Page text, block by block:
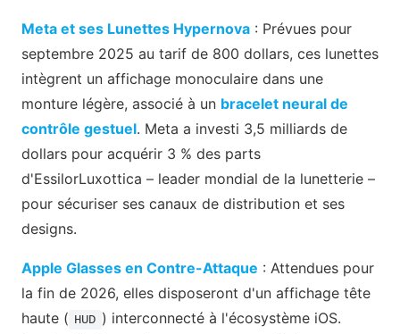
Meta et ses Lunettes Hypernova : Prévues pour
septembre 2025 au tarif de 800 dollars, ces lunettes
intègrent un affichage monoculaire dans une
monture légère, associé à un bracelet neural de
contrôle gestuel. Meta a investi 3,5 milliards de
dollars pour acquérir 3 % des parts
d'EssilorLuxottica – leader mondial de la lunetterie –
pour sécuriser ses canaux de distribution et ses
designs.
Apple Glasses en Contre-Attaque : Attendues pour
la fin de 2026, elles disposeront d'un affichage tête
haute ( HUD ) interconnecté à l'écosystème iOS.